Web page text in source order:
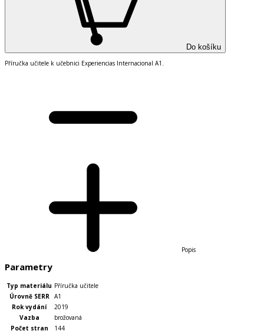
Do košíku
Příručka učitele k učebnici Experiencias Internacional A1.
Popis
Parametry
Typ materiálu Příručka učitele
Úrovně SERR
A1
Rok vydání
2019
Vazba
brožovaná
Počet stran
144